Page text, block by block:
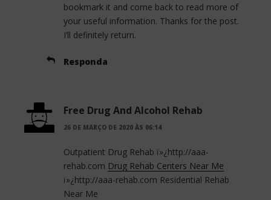
bookmark it and come back to read more of
your useful information. Thanks for the post.
I’ll definitely return.
Responda
Free Drug And Alcohol Rehab
26 DE MARÇO DE 2020 ÀS 06:14
Outpatient Drug Rehab ï»¿http://aaa-
rehab.com Drug Rehab Centers Near Me
ï»¿http://aaa-rehab.com Residential Rehab
Near Me